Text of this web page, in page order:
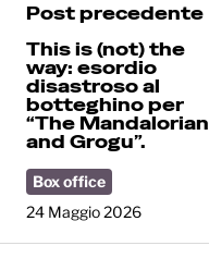
Post precedente
This is (not) the
way: esordio
disastroso al
botteghino per
“The Mandalorian
and Grogu”.
Box office
24 Maggio 2026